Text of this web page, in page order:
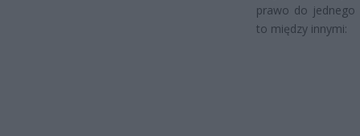
prawo do jednego
to między innymi: